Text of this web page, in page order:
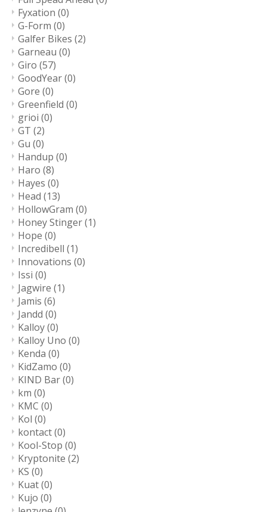
Fyxation (0)
G-Form (0)
Galfer Bikes (2)
Garneau (0)
Giro (57)
GoodYear(0)
Gore (0)
Greenfield (0)
grioi (0)
GT (2)
Gu (0)
Handup (0)
Haro (8)
Hayes (0)
Head (13)
HollowGram (0)
Honey Stinger(1)
Hope (0)
Incredibell (1)
Innovations (0)
Issi (0)
Jagwire (1)
Jamis (6)
Jandd (0)
Kalloy(0)
Kalloy Uno (0)
Kenda (0)
KidZamo (0)
KIND Bar(0)
km (0)
KMC (0)
Kol (0)
kontact(0)
Kool-Stop (0)
Kryptonite (2)
KS (0)
Kuat(0)
Kujo (0)